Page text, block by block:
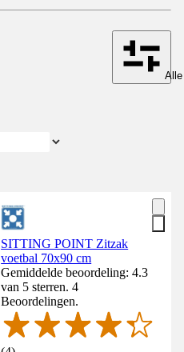
SITTING POINT Zitzak
voetbal 70x90 cm
Gemiddelde beoordeling: 4.3
van 5 sterren. 4
Beoordelingen.